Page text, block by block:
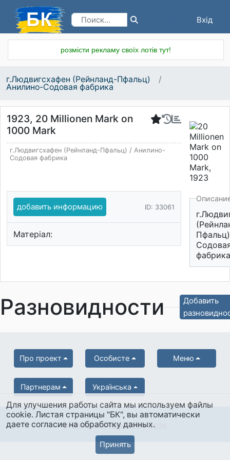
Вхід
розмісти рекламу своїх лотів тут!
г.Людвигсхафен (Рейнланд-Пфальц)
Анилино-Содовая фабрика
1923, 20 Millionen Mark on
1000 Mark
г.Людвигсхафен (Рейнланд-Пфальц)/Анилино-
Содовая фабрика
добавить информацию ID: 33061
Матеріал:
Разновидности
Добавить
Про проект Особисте Меню
Партнерам Українська
© Боністика-Клуб 2004-2026
Для улучшения работы сайта мы используем файлы
cookie. Листая страницы "БК", вы автоматически
даете согласие на обработку данных.
Принять